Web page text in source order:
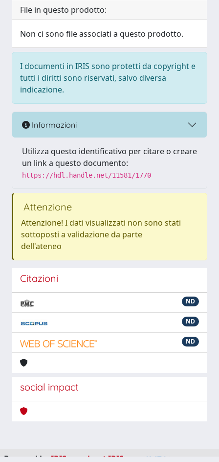
File in questo prodotto:
Non ci sono file associati a questo prodotto.
I documenti in IRIS sono protetti da copyright e
tutti i diritti sono riservati, salvo diversa
indicazione.
Informazioni
Utilizza questo identificativo per citare o creare
un link a questo documento:
https://hdl.handle.net/11581/1770
Attenzione
Attenzione! I dati visualizzati non sono stati
sottoposti a validazione da parte
dell'ateneo
Citazioni
ND
ND
ND
social impact
Powered by IRIS about IRIS